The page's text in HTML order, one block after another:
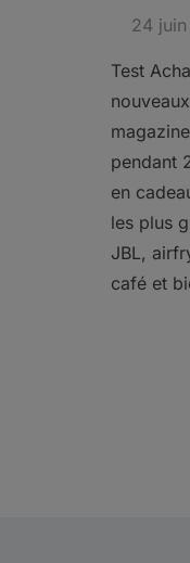
24
Test
pendant
en
les plus
JBL,
café et